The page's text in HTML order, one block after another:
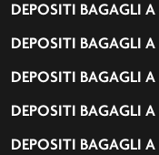
DEPOSITI BAGAGLI A
DEPOSITI BAGAGLI A
DEPOSITI BAGAGLI A
DEPOSITI BAGAGLI A
DEPOSITI BAGAGLI A